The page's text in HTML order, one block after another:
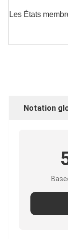
Les États
Notation